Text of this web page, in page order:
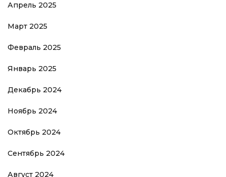
Апрель 2025
Март 2025
Февраль 2025
Январь 2025
Декабрь 2024
Ноябрь 2024
Октябрь 2024
Сентябрь 2024
Август 2024